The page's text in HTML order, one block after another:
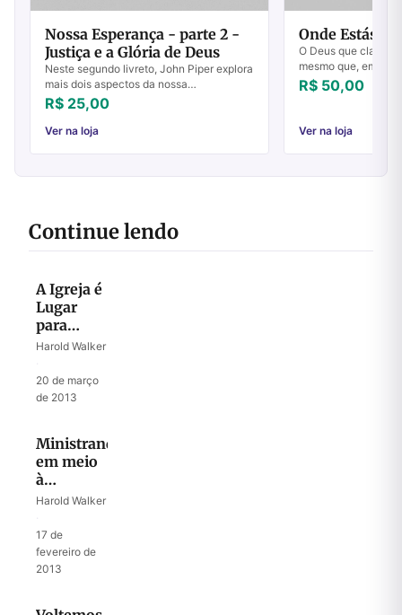
Nossa Esperança - parte 2 -
Justiça e a Glória de Deus
Neste segundo livreto, John Piper explora
mais dois aspectos da nossa
esperança: a justiça e a glória de Deus.
Veja alguns assuntos abordados nestes
artigos:...
R$ 25,00
Ver na loja
Onde Estás?
O Deus que clama
mesmo que, em
para que
"Lugar do
R$ 50,00
Ver na loja
Continue lendo
A Igreja é
Lugar
para
Fracos
Harold Walker
20 de março
de 2013
Ministrando
em meio
à
Tragédia
Maria
Harold Walker
17 de
fevereiro de
2013